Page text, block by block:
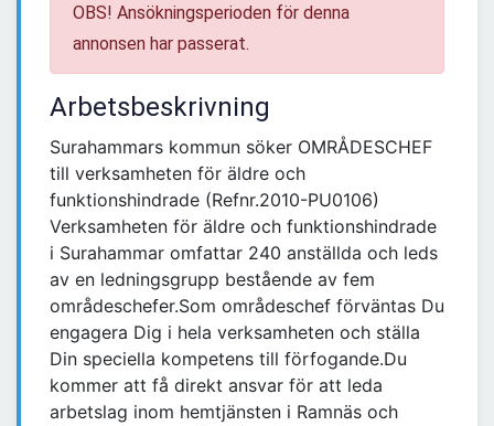
OBS! Ansökningsperioden för denna
annonsen har passerat.
Arbetsbeskrivning
Surahammars kommun söker OMRÅDESCHEF
till verksamheten för äldre och
funktionshindrade (Refnr.2010-PU0106)
Verksamheten för äldre och funktionshindrade
i Surahammar omfattar 240 anställda och leds
av en ledningsgrupp bestående av fem
områdeschefer.Som områdeschef förväntas Du
engagera Dig i hela verksamheten och ställa
Din speciella kompetens till förfogande.Du
kommer att få direkt ansvar för att leda
arbetslag inom hemtjänsten i Ramnäs och